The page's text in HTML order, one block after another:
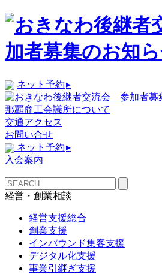
ネット予約▸
那覇商工会議所について
交通アクセス
お問い合せ
ネット予約▸
入会案内
経営・創業相談
経営支援総合
創業支援
インバウンド集客支援
デジタル化支援
事業引継ぎ支援